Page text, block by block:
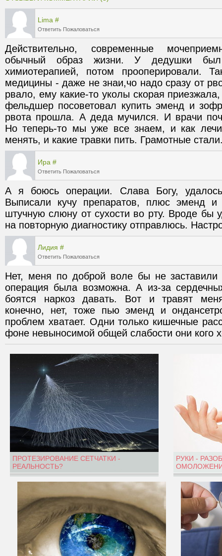
Lima #
Ответить Пожаловаться
Действительно, современные
обычный образ жизни. У дедушки
химиотерапией, потом прооперировали.
медицины - даже не знаи,чо надо сразу от
рвало, ему какие-то уколы скорая
фельдшер посоветовал купить эменд и
рвота прошла. А деда мучился. И врачи
Но теперь-то мы уже все знаем, и как
менять, и какие травки пить. Грамотные
Ира #
Ответить Пожаловаться
А я боюсь операции. Слава Богу,
Выписали кучу препаратов, плюс эменд
штучную слюну от сухости во рту. Вроде бы
на повторную диагностику отправлюсь.
Лидия #
Ответить Пожаловаться
Нет, меня по доброй воле бы не
операция была возможна. А из-за
боятся наркоз давать. Вот и травят
конечно, нет, тоже пью эменд и
проблем хватает. Одни только кишечные
фоне невыносимой общей слабости они кого
ПРОТЕЗИРОВАНИЕ СЕТЧАТКИ -
РЕАЛЬНОСТЬ?
РУКИ -